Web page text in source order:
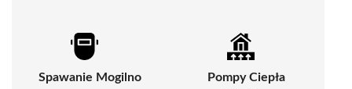
Spawanie Mogilno
Pompy Ciepła